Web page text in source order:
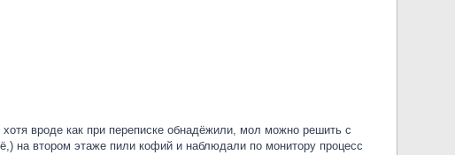
вроде как при переписке обнадёжили, мол можно решить с
на втором этаже пили кофий и наблюдали по монитору процесс